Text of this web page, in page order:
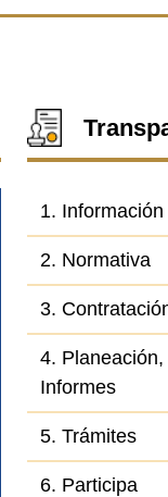
1.
2. Normativa
3.
4.
Informes
5. Trámites
6. Participa